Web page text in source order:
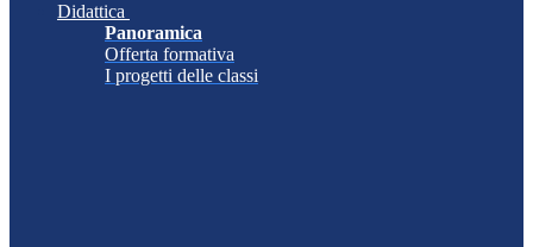
Didattica
Panoramica
Offerta formativa
I progetti delle classi